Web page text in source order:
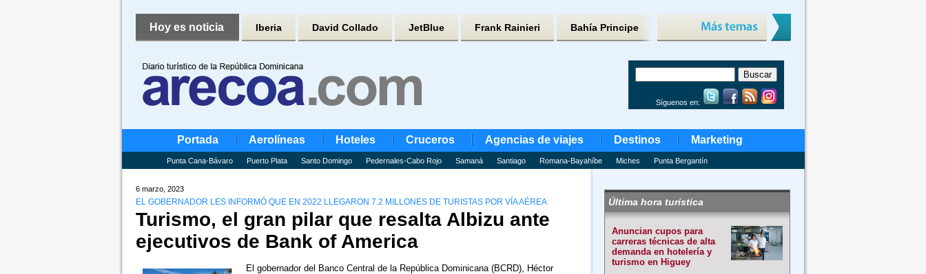
Hoy es noticia Iberia David Collado JetBlue Frank Rainieri Bahía Principe
Síguenos en:
Portada Aerolíneas Hoteles Cruceros Agencias de viajes Destinos Marketing
Punta Cana-Bávaro Puerto Plata Santo Domingo Pedernales-Cabo Rojo Samaná Santiago Romana-Bayahíbe Miches Punta Bergantín
6 marzo, 2023
EL GOBERNADOR LES INFORMÓ QUE EN 2022 LLEGARON 7.2 MILLONES DE TURISTAS POR VÍA AÉREA
Turismo, el gran pilar que resalta Albizu ante
ejecutivos de Bank of America
El gobernador del Banco Central de la República Dominicana (BCRD), Héctor
Última hora turística
Anuncian cupos para
carreras técnicas de alta
demanda en hotelería y
turismo en Higuey